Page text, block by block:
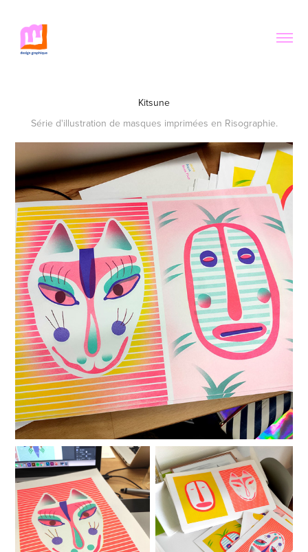
Kitsune
Série d'illustration de masques imprimées en Risographie.